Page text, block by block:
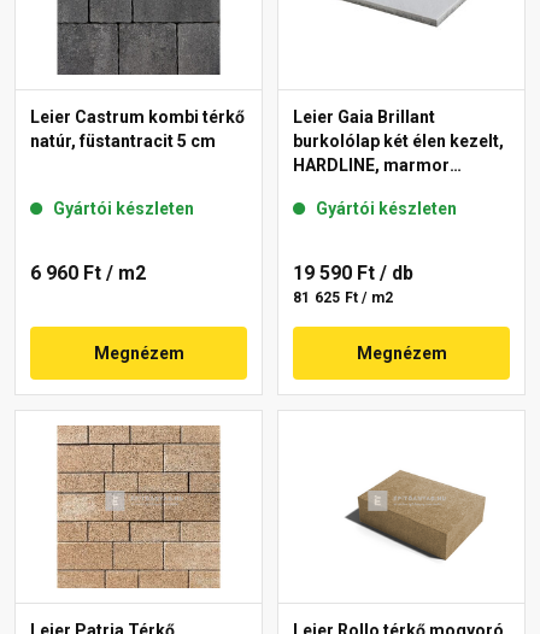
Leier Castrum kombi térkő
natúr, füstantracit 5 cm
Gyártói készleten
6 960 Ft / m2
Megnézem
Leier Gaia Brillant
burkolólap két élen kezelt,
HARDLINE, marmor
Gyártói készleten
19 590 Ft / db
81 625 Ft / m2
Megnézem